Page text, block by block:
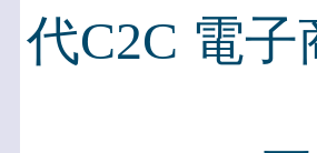
代C2C 電子